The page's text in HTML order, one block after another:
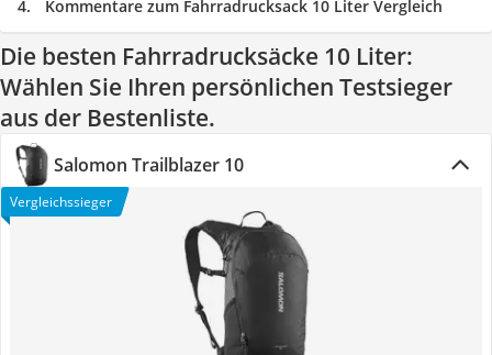
Kommentare zum Fahrradrucksack 10 Liter Vergleich
Die besten Fahrradrucksäcke 10 Liter:
Wählen Sie Ihren persönlichen Testsieger
aus der Bestenliste.
Salomon Trailblazer 10
Vergleichssieger